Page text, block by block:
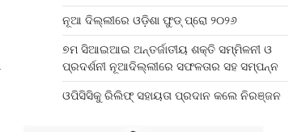
ନୂଆ ଦିଲ୍ଲୀରେ ଓଡ଼ିଶା ଫୁଡ୍ ପ୍ରୋ ୨୦୨୬
୭ମ ସିଆଇଆଇ ଅନ୍ତର୍ଜାତୀୟ ଶକ୍ତି ସମ୍ମିଳନୀ ଓ
ପ୍ରଦର୍ଶନୀ ନୂଆଦିଲ୍ଲୀରେ ସଫଳତାର ସହ ସମ୍ପନ୍ନ
ଓପିସିସିକୁ ରିଲିଫ୍ ସହାୟତା ପ୍ରଦାନ କଲେ ନିରଞ୍ଜନ